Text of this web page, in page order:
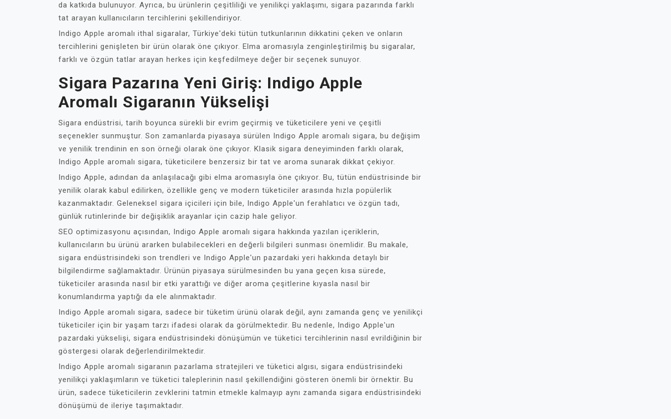
da katkıda bulunuyor. Ayrıca, bu ürünlerin çeşitliliği ve yenilikçi yaklaşımı, sigara pazarında farklı
tat arayan kullanıcıların tercihlerini şekillendiriyor.
Indigo Apple aromalı ithal sigaralar, Türkiye'deki tütün tutkunlarının dikkatini çeken ve onların
tercihlerini genişleten bir ürün olarak öne çıkıyor. Elma aromasıyla zenginleştirilmiş bu sigaralar,
farklı ve özgün tatlar arayan herkes için keşfedilmeye değer bir seçenek sunuyor.
Sigara Pazarına Yeni Giriş: Indigo Apple
Aromalı Sigaranın Yükselişi
Sigara endüstrisi, tarih boyunca sürekli bir evrim geçirmiş ve tüketicilere yeni ve çeşitli
seçenekler sunmuştur. Son zamanlarda piyasaya sürülen Indigo Apple aromalı sigara, bu değişim
ve yenilik trendinin en son örneği olarak öne çıkıyor. Klasik sigara deneyiminden farklı olarak,
Indigo Apple aromalı sigara, tüketicilere benzersiz bir tat ve aroma sunarak dikkat çekiyor.
Indigo Apple, adından da anlaşılacağı gibi elma aromasıyla öne çıkıyor. Bu, tütün endüstrisinde bir
yenilik olarak kabul edilirken, özellikle genç ve modern tüketiciler arasında hızla popülerlik
kazanmaktadır. Geleneksel sigara içicileri için bile, Indigo Apple'un ferahlatıcı ve özgün tadı,
günlük rutinlerinde bir değişiklik arayanlar için cazip hale geliyor.
SEO optimizasyonu açısından, Indigo Apple aromalı sigara hakkında yazılan içeriklerin,
kullanıcıların bu ürünü ararken bulabilecekleri en değerli bilgileri sunması önemlidir. Bu makale,
sigara endüstrisindeki son trendleri ve Indigo Apple'un pazardaki yeri hakkında detaylı bir
bilgilendirme sağlamaktadır. Ürünün piyasaya sürülmesinden bu yana geçen kısa sürede,
tüketiciler arasında nasıl bir etki yarattığı ve diğer aroma çeşitlerine kıyasla nasıl bir
konumlandırma yaptığı da ele alınmaktadır.
Indigo Apple aromalı sigara, sadece bir tüketim ürünü olarak değil, aynı zamanda genç ve yenilikçi
tüketiciler için bir yaşam tarzı ifadesi olarak da görülmektedir. Bu nedenle, Indigo Apple'un
pazardaki yükselişi, sigara endüstrisindeki dönüşümün ve tüketici tercihlerinin nasıl evrildiğinin bir
göstergesi olarak değerlendirilmektedir.
Indigo Apple aromalı sigaranın pazarlama stratejileri ve tüketici algısı, sigara endüstrisindeki
yenilikçi yaklaşımların ve tüketici taleplerinin nasıl şekillendiğini gösteren önemli bir örnektir. Bu
ürün, sadece tüketicilerin zevklerini tatmin etmekle kalmayıp aynı zamanda sigara endüstrisindeki
dönüşümü de ileriye taşımaktadır.